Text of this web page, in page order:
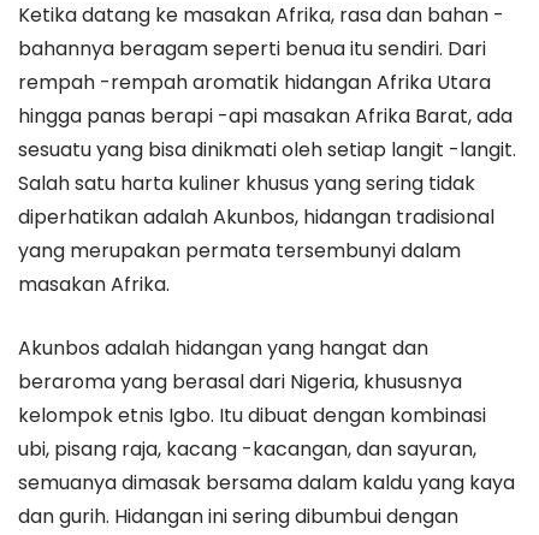
Ketika datang ke masakan Afrika, rasa dan bahan -
bahannya beragam seperti benua itu sendiri. Dari
rempah -rempah aromatik hidangan Afrika Utara
hingga panas berapi -api masakan Afrika Barat, ada
sesuatu yang bisa dinikmati oleh setiap langit -langit.
Salah satu harta kuliner khusus yang sering tidak
diperhatikan adalah Akunbos, hidangan tradisional
yang merupakan permata tersembunyi dalam
masakan Afrika.
Akunbos adalah hidangan yang hangat dan
beraroma yang berasal dari Nigeria, khususnya
kelompok etnis Igbo. Itu dibuat dengan kombinasi
ubi, pisang raja, kacang -kacangan, dan sayuran,
semuanya dimasak bersama dalam kaldu yang kaya
dan gurih. Hidangan ini sering dibumbui dengan